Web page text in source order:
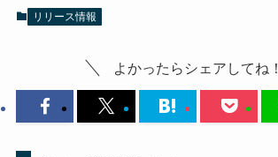
リリース情報
よかったらシェアしてね！